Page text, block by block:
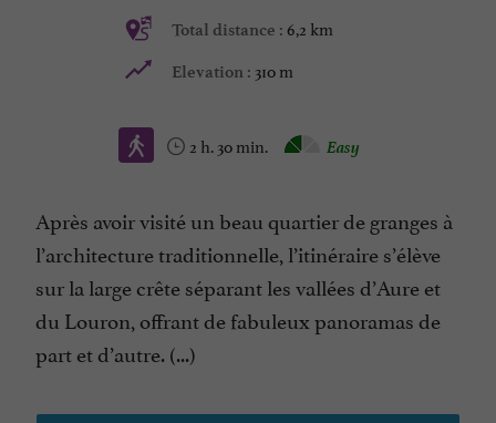
Total distance : 6,2 km
Elevation : 310 m
2 h. 30 min. Easy
Après avoir visité un beau quartier de granges à
l’architecture traditionnelle, l’itinéraire s’élève
sur la large crête séparant les vallées d’Aure et
du Louron, offrant de fabuleux panoramas de
part et d’autre. (...)